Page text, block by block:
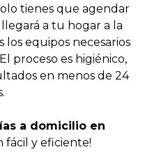
tienes que agendar
a tu hogar a la
los equipos necesarios
proceso es higiénico,
en menos de 24
a domicilio en
fácil y eficiente!